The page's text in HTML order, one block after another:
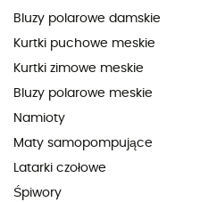
Bluzy polarowe damskie
Kurtki puchowe meskie
Kurtki zimowe meskie
Bluzy polarowe meskie
Namioty
Maty samopompujące
Latarki czołowe
Śpiwory